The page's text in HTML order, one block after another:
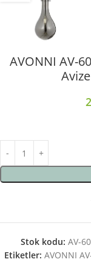
AVONNI AV-
Stok kodu: AV-
Etiketler: AVONNI